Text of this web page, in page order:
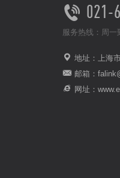
021-
服务热线：周
地址：上海
邮箱：
网址：